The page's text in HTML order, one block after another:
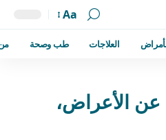
Aa
العلاجات طب وصحة
عن الأعراض،